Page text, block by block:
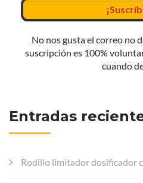
No nos gusta el correo no
suscripción es 100%
cuando
Entradas
Rodillo limitador dosificador